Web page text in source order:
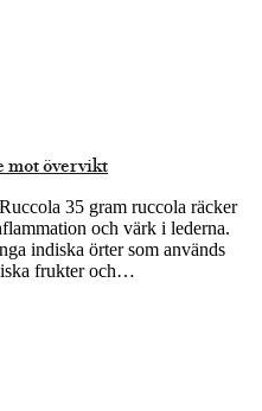
mot övervikt
35 gram ruccola räcker
och värk i lederna.
indiska örter som används
frukter och…